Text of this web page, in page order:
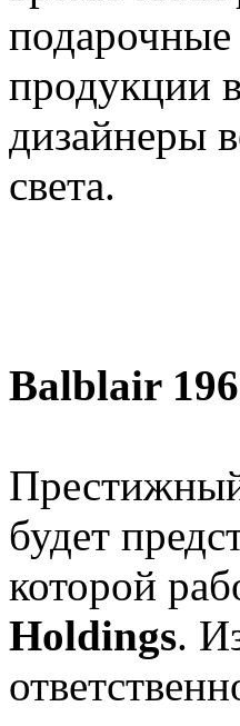
продукции
дизайнеры
света.
Balblair
будет
которой
Holdings.